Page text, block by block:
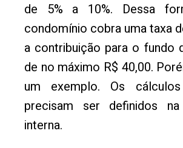
de 5% a 10%. Dessa
condomínio cobra uma taxa
a contribuição para o fundo
de no máximo R$ 40,00.
um exemplo. Os
precisam ser definidos na
interna.